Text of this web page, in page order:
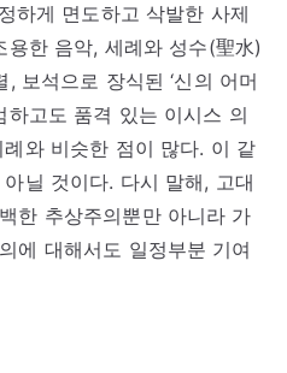
하게 면도하고 삭발한 사제
한 음악, 세례와 성수(聖水)
보석으로 장식된 ‘신의 어머
하고도 품격 있는 이시스 의
와 비슷한 점이 많다. 이 같
닐 것이다. 다시 말해, 고대
한 추상주의뿐만 아니라 가
에 대해서도 일정부분 기여